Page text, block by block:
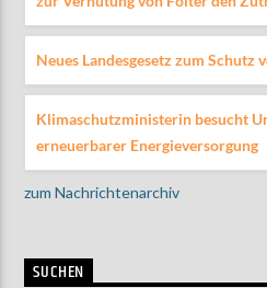
Neues Landesgesetz zum
Klimaschutzministerin besucht
erneuerbarer Energieversorgung
zum Nachrichtenarchiv
SUCHEN